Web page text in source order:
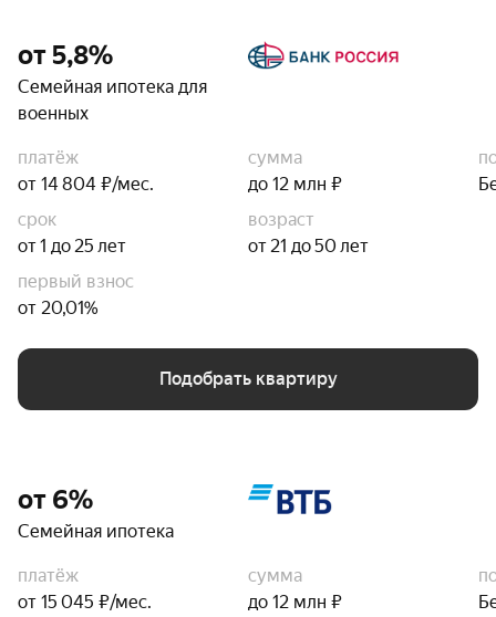
от 5,8%
Семейная ипотека для
военных
платёж
от 14 804 ₽/мес.
сумма
до 12 млн ₽
срок
от 1 до 25 лет
возраст
от 21 до 50 лет
первый взнос
от 20,01%
Подобрать квартиру
от 6%
Семейная ипотека
платёж
от 15 045 ₽/мес.
сумма
до 12 млн ₽